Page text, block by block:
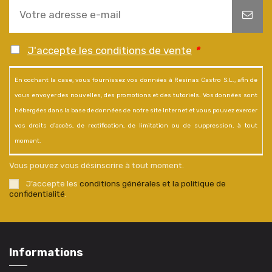
J'accepte les conditions de vente *
En cochant la case, vous fournissez vos données à Resinas Castro S.L., afin de
vous envoyer des nouvelles, des promotions et des tutoriels. Vos données sont
hébergées dans la base de données de notre site Internet et vous pouvez exercer
vos droits d'accès, de rectification, de limitation ou de suppression, à tout
moment.
Vous pouvez vous désinscrire à tout moment.
J’accepte les conditions générales et la politique de
confidentialité.
Informations